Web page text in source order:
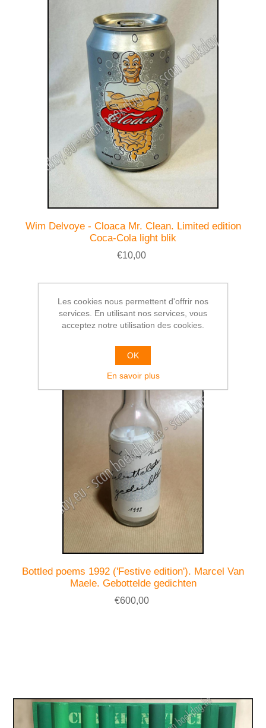
Wim Delvoye - Cloaca Mr. Clean. Limited edition
Coca-Cola light blik
€10,00
Bottled poems 1992 ('Festive edition'). Marcel Van
Maele. Gebottelde gedichten
€600,00
Les cookies nous permettent d'offrir nos
services. En utilisant nos services, vous
acceptez notre utilisation des cookies.
OK
En savoir plus